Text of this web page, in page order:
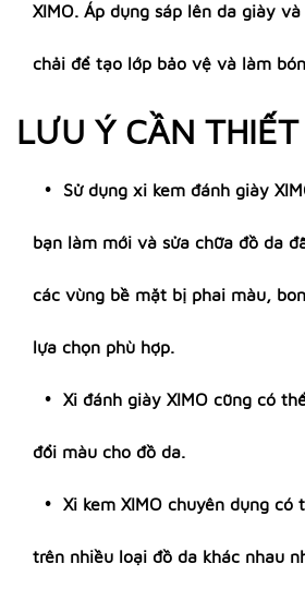
XIMO. Áp dụng sáp lên da giày
chải để tạo lớp bảo vệ và làm
LƯU Ý CẦN THIẾT
Sử dụng xi kem đánh giày
bạn làm mới và sửa chữa đồ da
các vùng bề mặt bị phai màu,
lựa chọn phù hợp.
Xi đánh giày XIMO cũng có
đổi màu cho đồ da.
Xi kem XIMO chuyên dụng có
trên nhiều loại đồ da khác nhau